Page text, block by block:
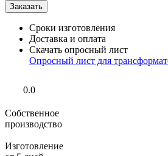
Сроки изготовления
Доставка и оплата
Скачать опросный лист
Опросный лист для
0.0
Собственное
производство
Изготовление